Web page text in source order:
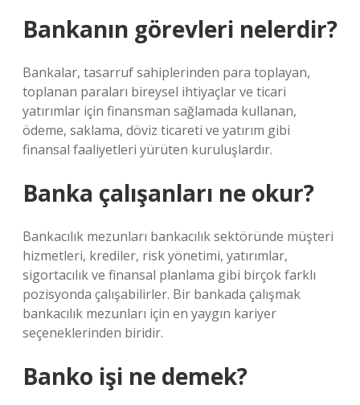
Bankanın görevleri nelerdir?
Bankalar, tasarruf sahiplerinden para toplayan,
toplanan paraları bireysel ihtiyaçlar ve ticari
yatırımlar için finansman sağlamada kullanan,
ödeme, saklama, döviz ticareti ve yatırım gibi
finansal faaliyetleri yürüten kuruluşlardır.
Banka çalışanları ne okur?
Bankacılık mezunları bankacılık sektöründe müşteri
hizmetleri, krediler, risk yönetimi, yatırımlar,
sigortacılık ve finansal planlama gibi birçok farklı
pozisyonda çalışabilirler. Bir bankada çalışmak
bankacılık mezunları için en yaygın kariyer
seçeneklerinden biridir.
Banko işi ne demek?